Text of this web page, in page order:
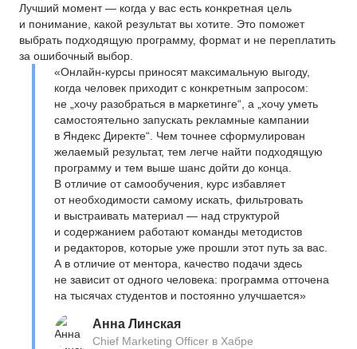
Лучший момент — когда у вас есть конкретная цель
и понимание, какой результат вы хотите. Это поможет
выбрать подходящую программу, формат и не переплатить
за ошибочный выбор.
«Онлайн-курсы приносят максимальную выгоду,
когда человек приходит с конкретным запросом:
не „хочу разобраться в маркетинге“, а „хочу уметь
самостоятельно запускать рекламные кампании
в Яндекс Директе“. Чем точнее сформулирован
желаемый результат, тем легче найти подходящую
программу и тем выше шанс дойти до конца.
В отличие от самообучения, курс избавляет
от необходимости самому искать, фильтровать
и выстраивать материал — над структурой
и содержанием работают команды методистов
и редакторов, которые уже прошли этот путь за вас.
А в отличие от ментора, качество подачи здесь
не зависит от одного человека: программа отточена
на тысячах студентов и постоянно улучшается»
Анна Линская
Chief Marketing Officer в Хабре